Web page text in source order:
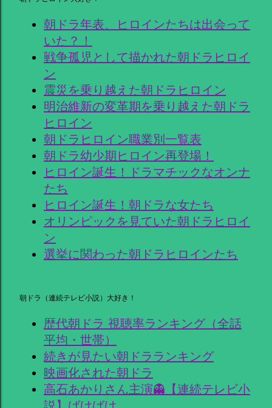
朝ドラ年表、ヒロインたちは出会って
いた？！
戦争孤児として描かれた朝ドラヒロイ
ン
震災を乗り越えた朝ドラヒロイン
明治維新の変革期を乗り越えた朝ドラ
ヒロイン
朝ドラヒロイン職業別一覧表
朝ドラ幼少期ヒロイン再登場！
ヒロイン誕生！ドラマチックなオンナ
たち
ヒロイン誕生！朝ドラな女たち
オリンピックを見ていた朝ドラヒロイ
ン
選挙に関わった朝ドラヒロインたち
朝ドラ（連続テレビ小説）大好き！
歴代朝ドラ 視聴率ランキング（全話
平均・世帯）
続きが見たい朝ドラランキング
映画化された朝ドラ
高石あかりさん主演👻【連続テレビ小